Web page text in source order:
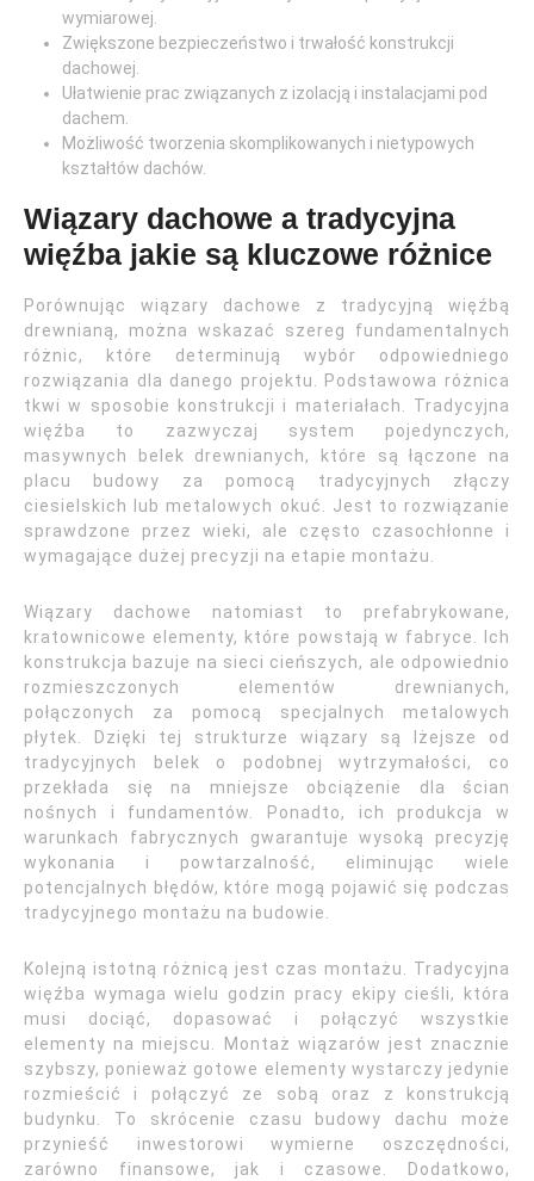
wymiarowej.
Zwiększone bezpieczeństwo i trwałość konstrukcji
dachowej.
Ułatwienie prac związanych z izolacją i instalacjami pod
dachem.
Możliwość tworzenia skomplikowanych i nietypowych
kształtów dachów.
Wiązary dachowe a tradycyjna
więźba jakie są kluczowe różnice
Porównując wiązary dachowe z tradycyjną więźbą
drewnianą, można wskazać szereg fundamentalnych
różnic, które determinują wybór odpowiedniego
rozwiązania dla danego projektu. Podstawowa różnica
tkwi w sposobie konstrukcji i materiałach. Tradycyjna
więźba to zazwyczaj system pojedynczych,
masywnych belek drewnianych, które są łączone na
placu budowy za pomocą tradycyjnych złączy
ciesielskich lub metalowych okuć. Jest to rozwiązanie
sprawdzone przez wieki, ale często czasochłonne i
wymagające dużej precyzji na etapie montażu.
Wiązary dachowe natomiast to prefabrykowane,
kratownicowe elementy, które powstają w fabryce. Ich
konstrukcja bazuje na sieci cieńszych, ale odpowiednio
rozmieszczonych elementów drewnianych,
połączonych za pomocą specjalnych metalowych
płytek. Dzięki tej strukturze wiązary są lżejsze od
tradycyjnych belek o podobnej wytrzymałości, co
przekłada się na mniejsze obciążenie dla ścian
nośnych i fundamentów. Ponadto, ich produkcja w
warunkach fabrycznych gwarantuje wysoką precyzję
wykonania i powtarzalność, eliminując wiele
potencjalnych błędów, które mogą pojawić się podczas
tradycyjnego montażu na budowie.
Kolejną istotną różnicą jest czas montażu. Tradycyjna
więźba wymaga wielu godzin pracy ekipy cieśli, która
musi dociąć, dopasować i połączyć wszystkie
elementy na miejscu. Montaż wiązarów jest znacznie
szybszy, ponieważ gotowe elementy wystarczy jedynie
rozmieścić i połączyć ze sobą oraz z konstrukcją
budynku. To skrócenie czasu budowy dachu może
przynieść inwestorowi wymierne oszczędności,
zarówno finansowe, jak i czasowe. Dodatkowo,